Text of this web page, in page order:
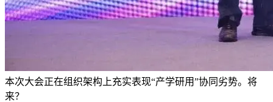
本次大会正在组织架构上充实表现“产学研用”协同劣势。将
来？